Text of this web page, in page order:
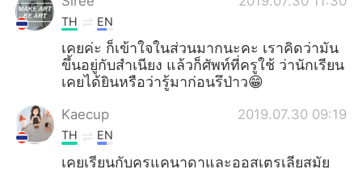
TH EN
เคยค่ะ​ ก็เข้าใจในส่วนมากนะคะ​ เราคิดว่ามัน
ขึ้นอยู่​กับสำเนียง​ แล้วก็ศัพท์​ที่ครูใช้​ ว่านักเรียน
เคยได้ยินหรือว่ารู้มาก่อนรึป่าว😁
Kaecup 2019.07.30 09:19
TH EN
เคยเรียนกับครูแคนาดาและออสเตรเลียสมัย